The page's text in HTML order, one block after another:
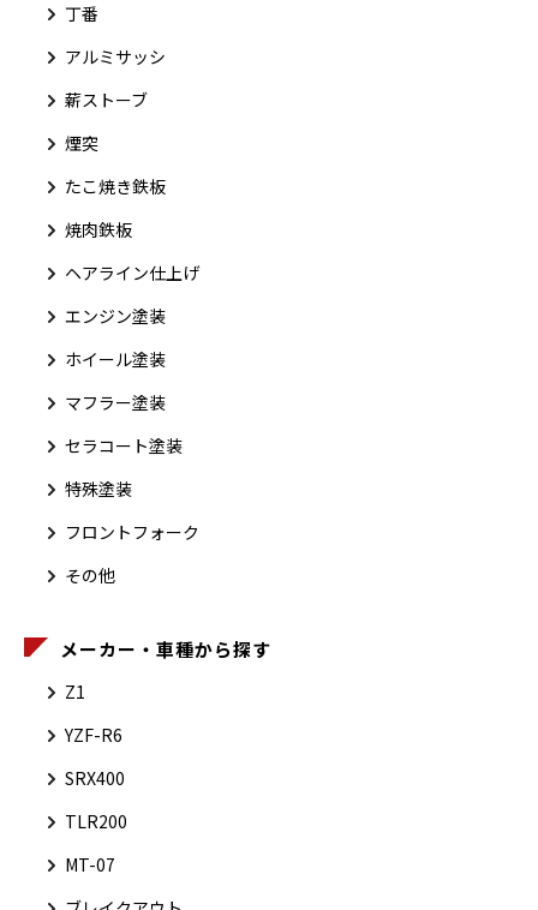
丁番
アルミサッシ
薪ストーブ
煙突
たこ焼き鉄板
焼肉鉄板
ヘアライン仕上げ
エンジン塗装
ホイール塗装
マフラー塗装
セラコート塗装
特殊塗装
フロントフォーク
その他
メーカー・車種から探す
Z1
YZF-R6
SRX400
TLR200
MT-07